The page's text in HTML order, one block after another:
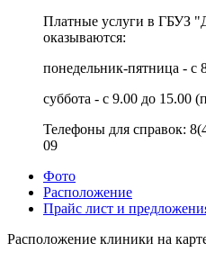
Платные услуги в
оказываются:
понедельник-пятница - с
суббота - с 9.00 до 15.00
Телефоны для справок:
09
Фото
Расположение
Прайс лист и
Расположение клиники на